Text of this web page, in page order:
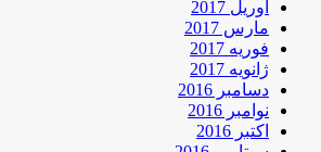
آوریل 2017
مارس 2017
فوریه 2017
ژانویه 2017
دسامبر 2016
نوامبر 2016
اکتبر 2016